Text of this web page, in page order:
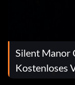
Silent Manor
Kostenloses